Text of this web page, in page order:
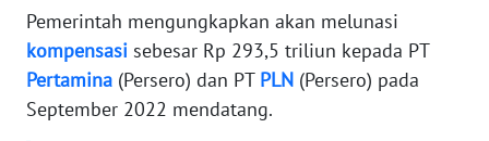
Pemerintah mengungkapkan akan melunasi
kompensasi sebesar Rp 293,5 triliun kepada PT
Pertamina (Persero) dan PT PLN (Persero) pada
September 2022 mendatang.
DISCLAIMER
Wahana
News
Regional